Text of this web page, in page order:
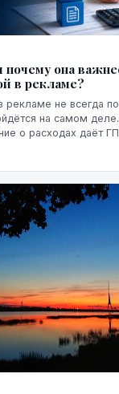
она
в рекламе?
рекламе не всегда
на самом
о расходах даёт